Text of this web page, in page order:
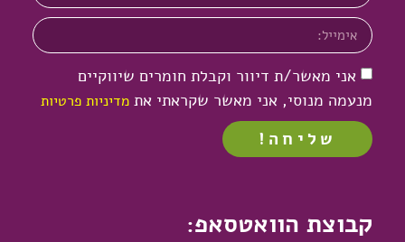
אני מאשר/ת דיוור וקבלת חומרים שיווקיים
מנעמה מנוסי, אני מאשר שקראתי את מדיניות פרטיות
שליחה!
קבוצת הוואטסאפ: